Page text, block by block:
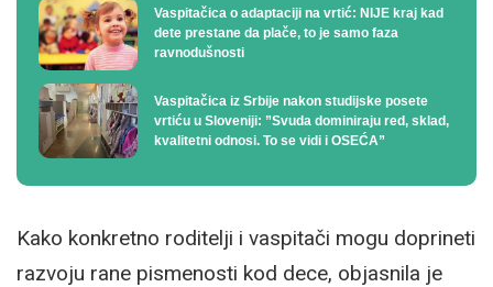
Vaspitačica o adaptaciji na vrtić: NIJE kraj kad
dete prestane da plače, to je samo faza
ravnodušnosti
Vaspitačica iz Srbije nakon studijske posete
vrtiću u Sloveniji: ”Svuda dominiraju red, sklad,
kvalitetni odnosi. To se vidi i OSEĆA”
Kako konkretno roditelji i vaspitači mogu doprineti
razvoju rane pismenosti kod dece, objasnila je